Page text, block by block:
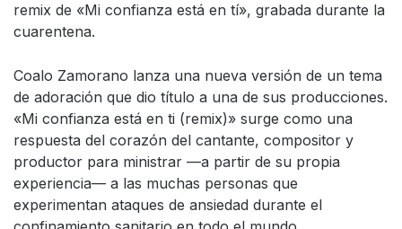
remix de «Mi confianza está en tí», grabada durante la
cuarentena.
Coalo Zamorano lanza una nueva versión de un tema
de adoración que dio título a una de sus producciones.
«Mi confianza está en ti (remix)» surge como una
respuesta del corazón del cantante, compositor y
productor para ministrar —a partir de su propia
experiencia— a las muchas personas que
experimentan ataques de ansiedad durante el